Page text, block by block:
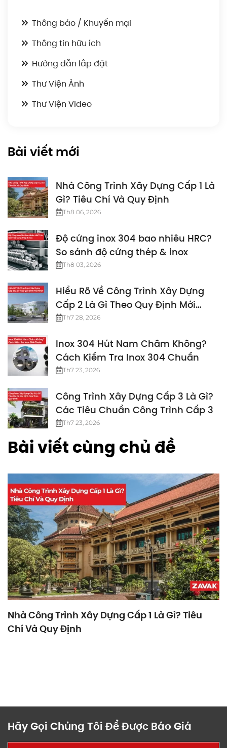
Thông báo / Khuyến mại
Thông tin hữu ích
Hướng dẫn lắp đặt
Thư Viện Ảnh
Thư Viện Video
Bài viết mới
Nhà Công Trình Xây Dựng Cấp 1 Là
Gì? Tiêu Chí Và Quy Định
Th8 06, 2026
Độ cứng inox 304 bao nhiêu HRC?
So sánh độ cứng thép & inox
Th8 03, 2026
Hiểu Rõ Về Công Trình Xây Dựng
Cấp 2 Là Gì Theo Quy Định Mới
Nhất
Th7 28, 2026
Inox 304 Hút Nam Châm Không?
Cách Kiểm Tra Inox 304 Chuẩn
Th7 23, 2026
Công Trình Xây Dựng Cấp 3 Là Gì?
Các Tiêu Chuẩn Công Trình Cấp 3
Th7 23, 2026
Bài viết cùng chủ đề
Nhà Công Trình Xây Dựng Cấp 1 Là Gì? Tiêu
Chí Và Quy Định
Hãy Gọi Chúng Tôi Để Được Báo Giá